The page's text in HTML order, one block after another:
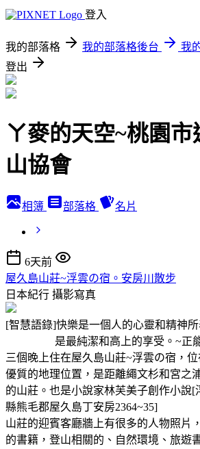
登入
我的部落格 我的部落格後台
我
登出
ㄚ麥的天空~桃園
山協會
相簿 部落格 名片
6天前
屋久島山莊~浮雲の宿。安房川散步
日本紀行 攝影寫真
[智慧語錄]快樂是一個人的心靈和精神
是最純潔和高上的享受。~正能
三個晚上住在屋久島山莊~浮雲の宿，
優質的地理位置，是距離繩文杉和宮之
的山莊。也是小說家林芙美子創作小說
縣熊毛郡屋久島丁安房
山莊的迎賓客廳牆上有很多的人物照片
的書籍，登山相關的、自然環境、旅遊